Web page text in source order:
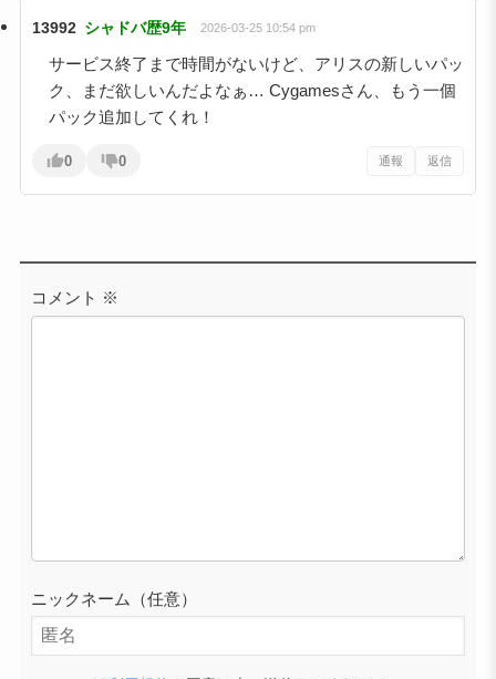
13992 シャドバ歴9年 2026-03-25 10:54 pm
サービス終了まで時間がないけど、アリスの新しいパッ
ク、まだ欲しいんだよなぁ… Cygamesさん、もう一個
パック追加してくれ！
0 0 通報 返信
コメント ※
ニックネーム（任意）